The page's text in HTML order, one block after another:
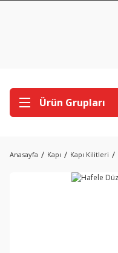
Ürün Grupları
Anasayfa Kapı Kapı Kilitleri